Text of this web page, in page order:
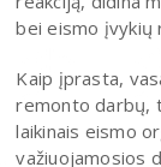
bei eismo įvykių
Kaip įprasta,
remonto darbų,
laikinais eismo
važiuojamosios